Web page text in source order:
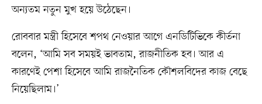
অন্যতম নতুন মুখ হয়ে উঠেছেন।
রোববার মন্ত্রী হিসেবে শপথ নেওয়ার আগে এনডিটিভিকে কীর্তনা
বলেন, ‘আমি সব সময়ই ভাবতাম, রাজনীতিক হব। আর এ
কারণেই পেশা হিসেবে আমি রাজনৈতিক কৌশলবিদের কাজ বেছে
নিয়েছিলাম।’